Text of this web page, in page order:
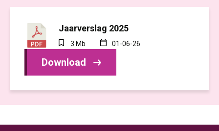
Jaarverslag 2025
3 Mb 01-06-26
Download